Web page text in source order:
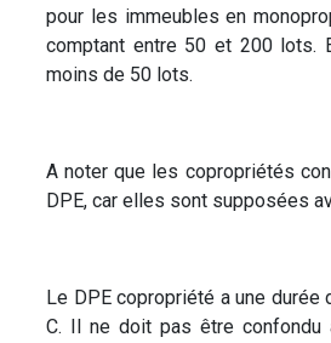
pour les immeubles en
comptant entre 50 et 200 lots.
moins de 50 lots.
A noter que les copropriétés
DPE, car elles sont supposées
Le DPE copropriété a une
C. Il ne doit pas être